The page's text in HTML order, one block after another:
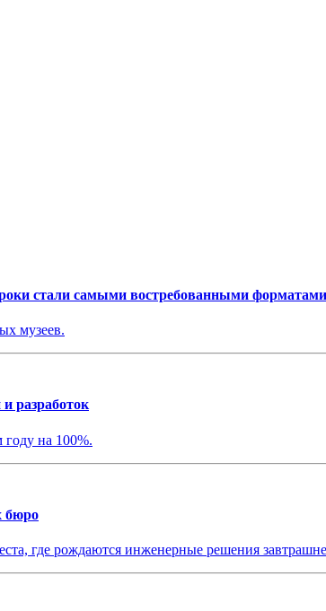
стали самыми востребованными
музеев.
разработок
на 100%.
бюро
где рождаются инженерные решения